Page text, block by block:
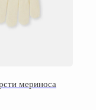
мериноса